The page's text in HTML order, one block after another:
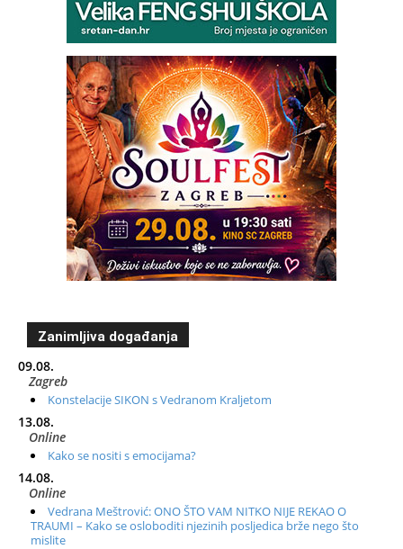
Zanimljiva događanja
09.08.
Zagreb
Konstelacije SIKON s Vedranom Kraljetom
13.08.
Online
Kako se nositi s emocijama?
14.08.
Online
Vedrana Meštrović: ONO ŠTO VAM NITKO NIJE REKAO O
TRAUMI – Kako se osloboditi njezinih posljedica brže nego što
mislite